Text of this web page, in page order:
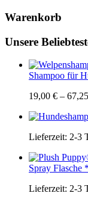
Warenkorb
Unsere
Shampoo für
19,00 € – 67,25
Lieferzeit: 2-3
Spray Flasche
Lieferzeit: 2-3